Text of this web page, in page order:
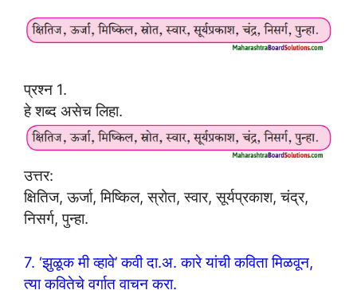
प्रश्न 1.
हे शब्द असेच लिहा.
उत्तर:
क्षितिज, ऊर्जा, मिष्किल, स्रोत, स्वार, सूर्यप्रकाश, चंद्र,
निसर्ग, पुन्हा.
7. ‘झुळूक मी व्हावे’ कवी दा.अ. कारे यांची कविता मिळवून,
त्या कवितेचे वर्गात वाचन करा.